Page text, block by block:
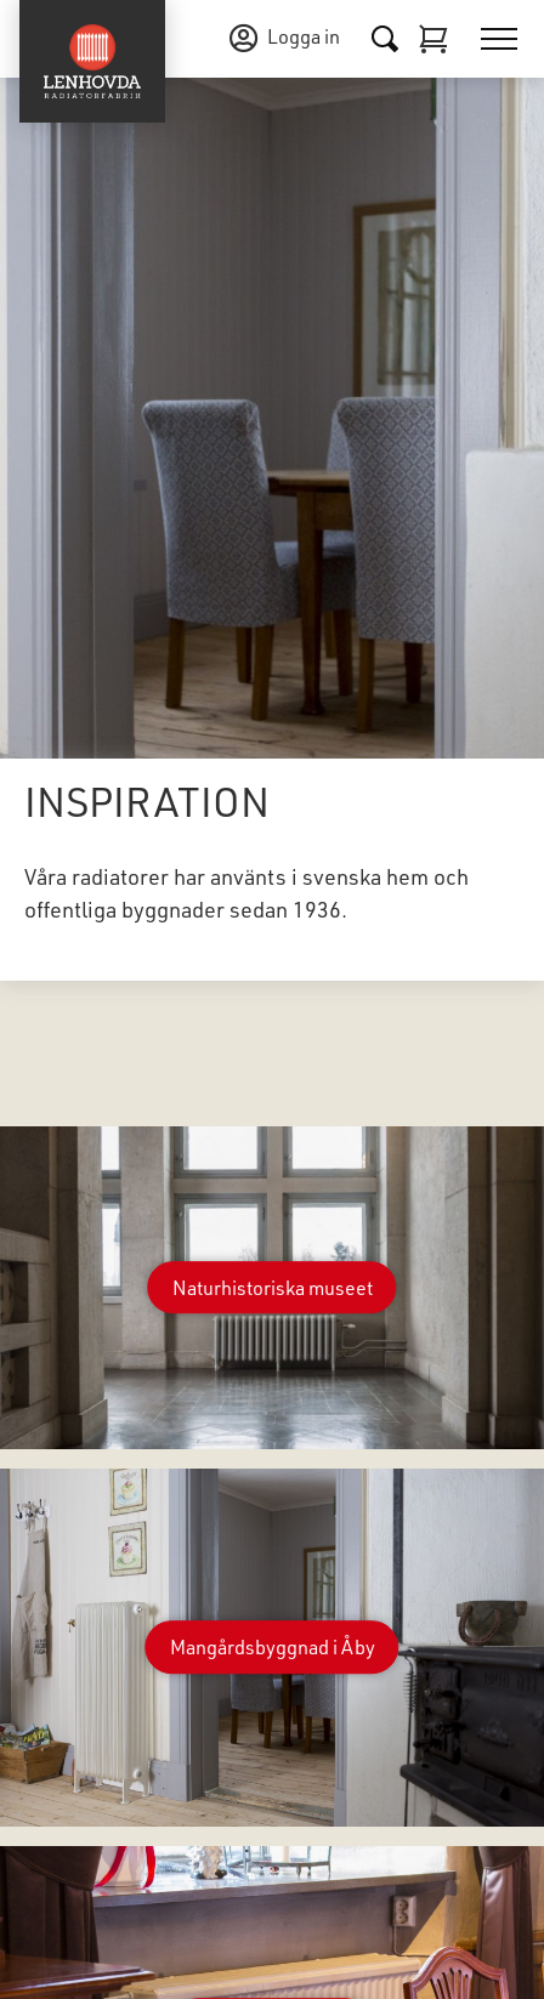
Logga in
INSPIRATION
Våra radiatorer har använts i svenska hem och
offentliga byggnader sedan 1936.
Naturhistoriska museet
Mangårdsbyggnad i Åby